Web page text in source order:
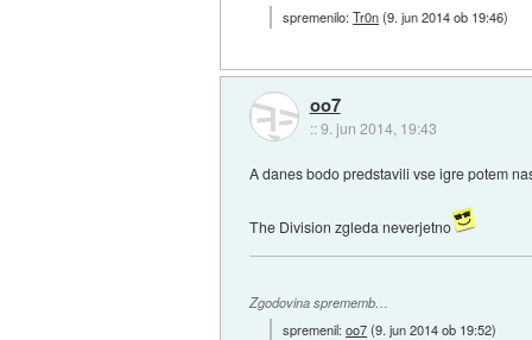
spremenilo:Tr0n(9. jun 2014 ob 19:46)
oo7
::9. jun 2014, 19:43
A danes bodo predstavili vse igre potem
The Division zgleda neverjetno
Zgodovina sprememb…
spremenil:oo7(9. jun 2014 ob 19:52)